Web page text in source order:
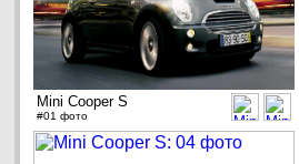
Mini Cooper S
#01 фото